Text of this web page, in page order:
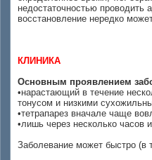
недостаточностью
восстановление нередко
КЛИНИКА
Основным проявлением
•нарастающий в течение
тонусом и низкими
•тетрапарез вначале чаще
•лишь через несколько часов
Заболевание может быстро (в